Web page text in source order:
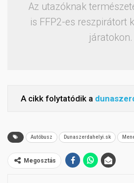
Az utazóknak
is FFP2-es reszpirátort
járatokon.
A cikk folytatódik a
Autóbusz Dunaszerdahelyi.sk
Megosztás